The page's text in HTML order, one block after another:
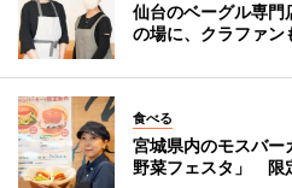
仙台のベーグル専
の場に、クラファン
食べる
宮城県内のモスバー
野菜フェスタ」 限